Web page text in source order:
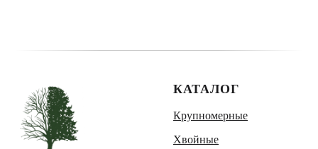
КАТАЛОГ
Крупномерные
Хвойные